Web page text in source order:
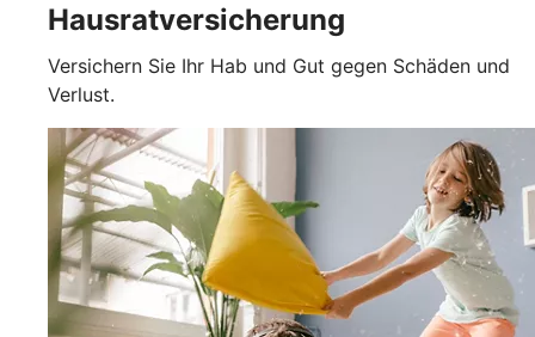
Hausratversicherung
Versichern Sie Ihr Hab und Gut gegen Schäden und
Verlust.